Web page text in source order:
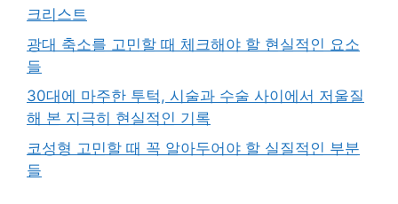
크리스트
광대 축소를 고민할 때 체크해야 할 현실적인 요소
들
30대에 마주한 투턱, 시술과 수술 사이에서 저울질
해 본 지극히 현실적인 기록
코성형 고민할 때 꼭 알아두어야 할 실질적인 부분
들